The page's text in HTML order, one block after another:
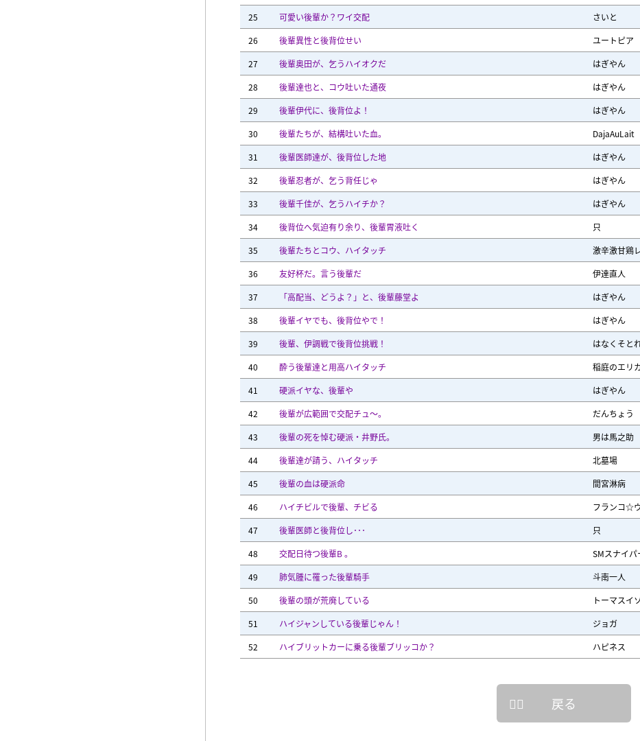
25
可愛い後輩か？ワイ交配 さいと
26
後輩異性と後背位せい ユートピア
27
後輩奥田が、乞うハイオクだ はぎやん
28
後輩達也と、コウ吐いた通夜 はぎやん
29
後輩伊代に、後背位よ！ はぎやん
30
後輩たちが、結構吐いた血。 DajaAuLait
31
後輩医師達が、後背位した地 はぎやん
32
後輩忍者が、乞う背任じゃ はぎやん
33
後輩千佳が、乞うハイチか？ はぎやん
34
後背位へ気迫有り余り、後輩胃液吐く 只
35
後輩たちとコウ、ハイタッチ 激辛激甘鶏
36
友好杯だ。言う後輩だ 伊達直人
37
「高配当、どうよ？」と、後輩藤堂よ はぎやん
38
後輩イヤでも、後背位やで！ はぎやん
39
後輩、伊調戦で後背位挑戦！ はなくそと
40
酔う後輩達と用高ハイタッチ 稲庭のエリ
41
硬派イヤな、後輩や はぎやん
42
後輩が広範囲で交配チュ～。 だんちょう
43
後輩の死を悼む硬派・井野氏。 男は馬之助
44
後輩達が請う、ハイタッチ 北墓場
45
後輩の血は硬派命 間宮淋病
46
ハイチビルで後輩、チビる フランコ☆
47
後輩医師と後背位し･･･ 只
48
交配日待つ後輩B 。 SMスナイパ
49
肺気腫に罹った後輩騎手 斗南一人
50
後輩の頭が荒廃している トーマスイ
51
ハイジャンしている後輩じゃん！ ジョガ
52
ハイブリットカーに乗る後輩ブリッコか？ ハピネス
戻る